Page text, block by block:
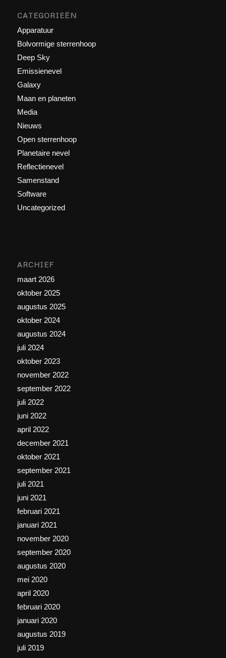
CATEGORIEËN
Apparatuur
Bolvormige sterrenhoop
Deep Sky
Emissienevel
Galaxy
Maan en planeten
Media
Nieuws
Open sterrenhoop
Planetaire nevel
Reflectienevel
Samenstand
Software
Uncategorized
ARCHIEF
maart 2026
oktober 2025
augustus 2025
oktober 2024
augustus 2024
juli 2024
oktober 2023
november 2022
september 2022
juli 2022
juni 2022
april 2022
december 2021
oktober 2021
september 2021
juli 2021
juni 2021
februari 2021
januari 2021
november 2020
september 2020
augustus 2020
mei 2020
april 2020
februari 2020
januari 2020
augustus 2019
juli 2019